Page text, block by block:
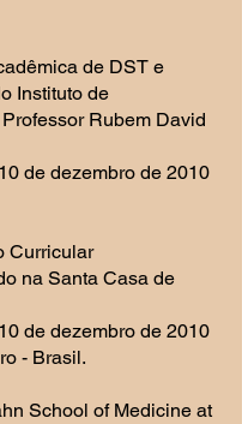
de DST e
Instituto de
Rubem David
de dezembro de 2010
Curricular
na Santa Casa de
de dezembro de 2010
- Brasil.
School of Medicine at